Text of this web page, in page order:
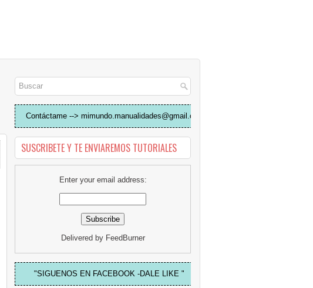
Contáctame --> mimundo.manualidades@gmail.com
SUSCRIBETE Y TE ENVIAREMOS TUTORIALES
Enter your email address:
Delivered by FeedBurner
"SIGUENOS EN FACEBOOK -DALE LIKE "